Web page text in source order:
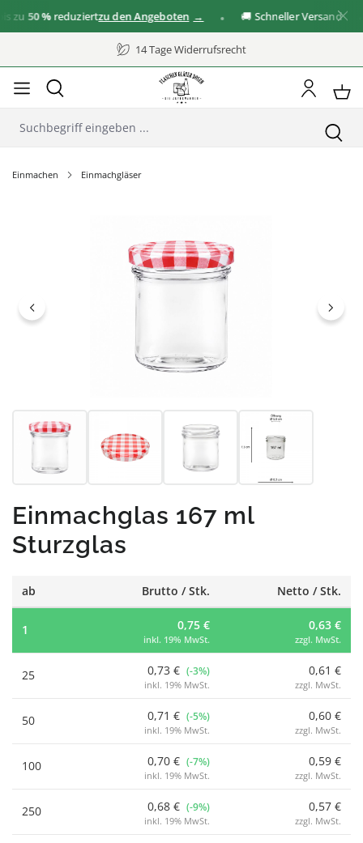
50 %reduziertzu den Angeboten 🚚 Schneller Versand
14 Tage Widerrufsrecht
Einmachen Einmachgläser
Einmachglas 167 ml
Sturzglas
ab Brutto / Stk. Netto / Stk.
1 0,75 €
inkl. 19% MwSt.
0,63 €
zzgl. MwSt.
25 0,73 € (-3%)
inkl. 19% MwSt.
0,61 €
zzgl. MwSt.
50 0,71 € (-5%)
inkl. 19% MwSt.
0,60 €
zzgl. MwSt.
100 0,70 € (-7%)
inkl. 19% MwSt.
0,59 €
zzgl. MwSt.
250 0,68 € (-9%)
inkl. 19% MwSt.
0,57 €
zzgl. MwSt.